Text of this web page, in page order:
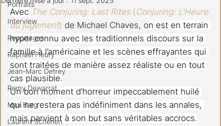
Portraits
Interview
Reportages
Raphael Fleury
Jean-Marc Detrey
Remy Dewarrat
Max Borg
Laurent Scherlen
Avec The Conjuring: Last Rites (Conjuring: L'Heure
du jugement) de Michael Chaves, on est en terrain
hyper connu avec les traditionnels discours sur la
famille à l’américaine et les scènes effrayantes qui
sont traitées de manière assez réaliste ou en tout
cas plausible.
Un bon moment d’horreur impeccablement huilé
qui ne restera pas indéfiniment dans les annales,
mais parvient à son but sans véritables accrocs.